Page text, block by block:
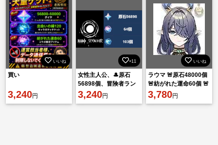
いいね
買い
3,240円
×11
女性主人公、🎩原石
56898個、冒険者ラン
ク55、🎩紡がれた運命
64個
3,240円
いいね
ラウマ 🚨原石48000個
🚨紡がれた運命60個 🚨
出会いの縁100個
3,780円